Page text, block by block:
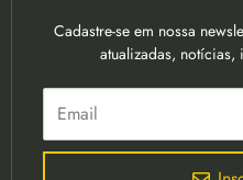
Cadastre-se em nossa
atualizadas,